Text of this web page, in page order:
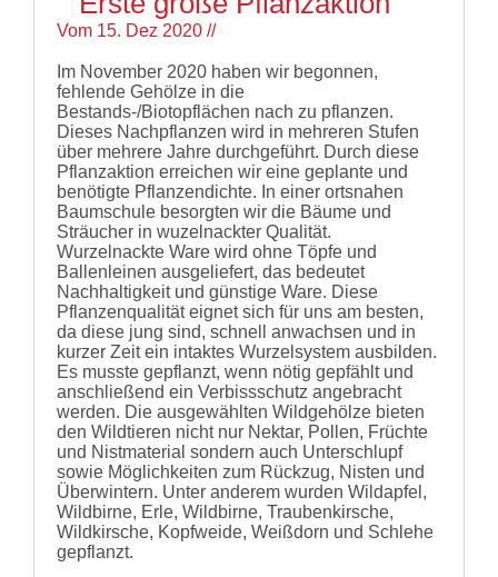
Wildbienenarten
Bestäubungsfunktion
Gefährdung
Literatur
Bienenfreundlich
Gärtnern
Allgemein
Biologische
Vom 15. Dez 2020 //
Im November 2020 haben wir begonnen,
fehlende Gehölze in die
Bestands-/Biotopflächen nach zu pflanzen.
Dieses Nachpflanzen wird in mehreren Stufen
über mehrere Jahre durchgeführt. Durch diese
Pflanzaktion erreichen wir eine geplante und
benötigte Pflanzendichte. In einer ortsnahen
Baumschule besorgten wir die Bäume und
Sträucher in wuzelnackter Qualität.
Wurzelnackte Ware wird ohne Töpfe und
Ballenleinen ausgeliefert, das bedeutet
Nachhaltigkeit und günstige Ware. Diese
Pflanzenqualität eignet sich für uns am besten,
da diese jung sind, schnell anwachsen und in
kurzer Zeit ein intaktes Wurzelsystem ausbilden.
Es musste gepflanzt, wenn nötig gepfählt und
anschließend ein Verbissschutz angebracht
werden. Die ausgewählten Wildgehölze bieten
den Wildtieren nicht nur Nektar, Pollen, Früchte
und Nistmaterial sondern auch Unterschlupf
sowie Möglichkeiten zum Rückzug, Nisten und
Überwintern. Unter anderem wurden Wildapfel,
Wildbirne, Erle, Wildbirne, Traubenkirsche,
Wildkirsche, Kopfweide, Weißdorn und Schlehe
gepflanzt.